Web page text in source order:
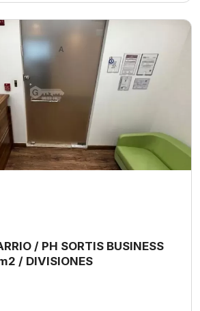
/ PH SORTIS BUSINESS
/ DIVISIONES